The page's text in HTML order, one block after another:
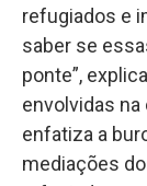
refugiados e
saber se
ponte”,
envolvidas
enfatiza a
mediações